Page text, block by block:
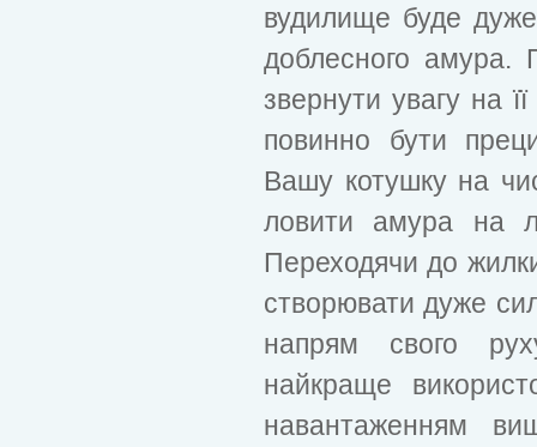
вудилище буде дуже
доблесного амура.
звернути увагу на
повинно бути
Вашу котушку на
ловити амура на
Переходячи до
створювати дуже
напрям свого
найкраще
навантаженням